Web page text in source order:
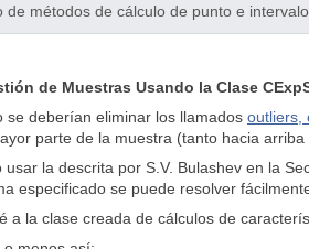
de métodos de cálculo de punto e intervalo.
de Muestras Usando la Clase
se deberían eliminar los llamados outliers,
parte de la muestra (tanto hacia
usar la descrita por S.V. Bulashev en la
especificado se puede resolver
a la clase creada de cálculos de